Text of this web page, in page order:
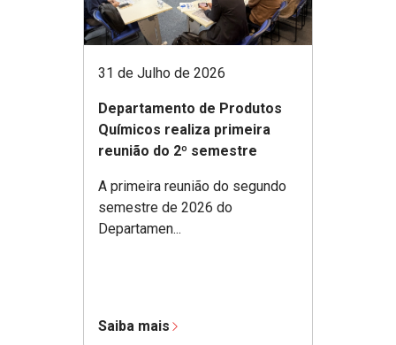
31 de Julho de 2026
Departamento de Produtos
Químicos realiza primeira
reunião do 2º semestre
A primeira reunião do segundo
semestre de 2026 do
Departamen...
Saiba mais